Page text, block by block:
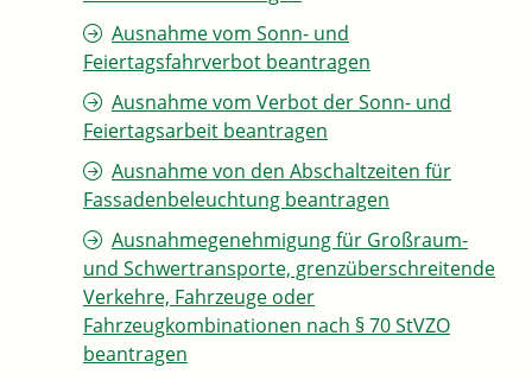
Ausnahme vom Sonn- und
Feiertagsfahrverbot beantragen
Ausnahme vom Verbot der Sonn- und
Feiertagsarbeit beantragen
Ausnahme von den Abschaltzeiten für
Fassadenbeleuchtung beantragen
Ausnahmegenehmigung für Großraum-
und Schwertransporte, grenzüberschreitende
Verkehre, Fahrzeuge oder
Fahrzeugkombinationen nach § 70 StVZO
beantragen